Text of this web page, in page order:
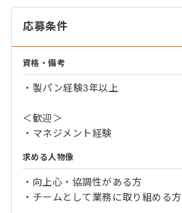
応募条件
資格・備考
・製パン経験3年以上
＜歓迎＞
・マネジメント経験
求める人物像
・向上心・協調性がある方
・チームとして業務に取り組める方